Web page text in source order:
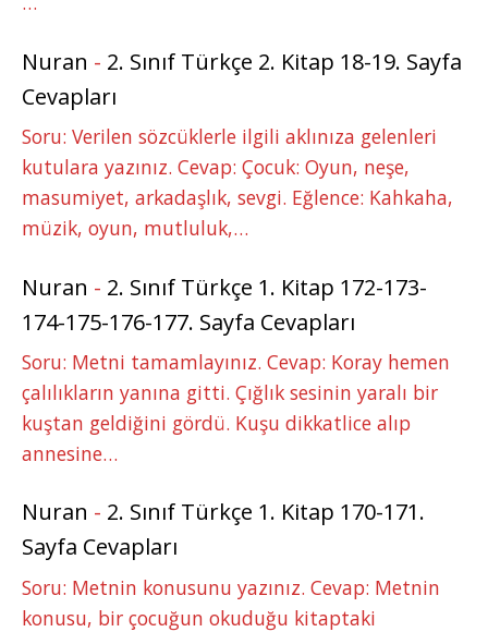
Nuran - 2. Sınıf Türkçe 2. Kitap 18-19. Sayfa
Cevapları
Soru: Verilen sözcüklerle ilgili aklınıza gelenleri
kutulara yazınız. Cevap: Çocuk: Oyun, neşe,
masumiyet, arkadaşlık, sevgi. Eğlence: Kahkaha,
müzik, oyun, mutluluk,…
Nuran - 2. Sınıf Türkçe 1. Kitap 172-173-
174-175-176-177. Sayfa Cevapları
Soru: Metni tamamlayınız. Cevap: Koray hemen
çalılıkların yanına gitti. Çığlık sesinin yaralı bir
kuştan geldiğini gördü. Kuşu dikkatlice alıp
annesine…
Nuran - 2. Sınıf Türkçe 1. Kitap 170-171.
Sayfa Cevapları
Soru: Metnin konusunu yazınız. Cevap: Metnin
konusu, bir çocuğun okuduğu kitaptaki